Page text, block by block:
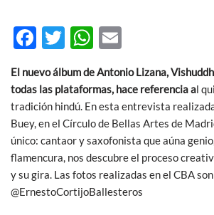
F
ac
e
b
o
o
k
T
itt
er
W
h
at
s
A
p
p
m
ail
El nuevo álbum de Antonio Lizana,
todas las plataformas, hace referencia al
tradición hindú. En esta entrevista
Buey, en el Círculo de Bellas Artes de
único: cantaor y saxofonista que aúna
flamencura, nos descubre el proceso
y su gira. Las fotos realizadas en el CBA
@ErnestoCortijoBallesteros